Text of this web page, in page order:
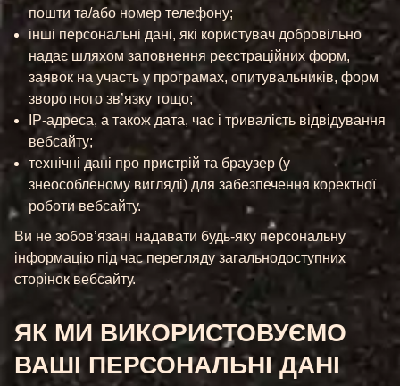
пошти та/або номер телефону;
інші персональні дані, які користувач добровільно
надає шляхом заповнення реєстраційних форм,
заявок на участь у програмах, опитувальників, форм
зворотного зв’язку тощо;
IP-адреса, а також дата, час і тривалість відвідування
вебсайту;
технічні дані про пристрій та браузер (у
знеособленому вигляді) для забезпечення коректної
роботи вебсайту.
Ви не зобов’язані надавати будь-яку персональну
інформацію під час перегляду загальнодоступних
сторінок вебсайту.
ЯК МИ ВИКОРИСТОВУЄМО
ВАШІ ПЕРСОНАЛЬНІ ДАНІ